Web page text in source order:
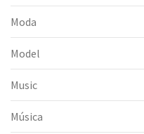
Moda
Model
Music
Música